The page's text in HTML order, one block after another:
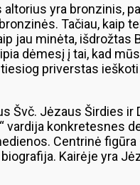
altorius yra bronzinis,
Tačiau, kaip
jau minėta,
dėmesį į tai, kad
priverstas
Švč. Jėzaus Širdies
vardija konkretesnes
Centrinė
Kairėje yra